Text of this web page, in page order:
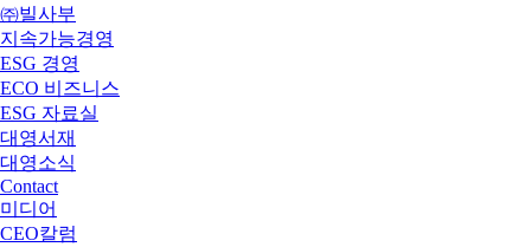
㈜빌사부
지속가능경영
ESG 경영
ECO 비즈니스
ESG 자료실
대영서재
대영소식
Contact
미디어
CEO칼럼